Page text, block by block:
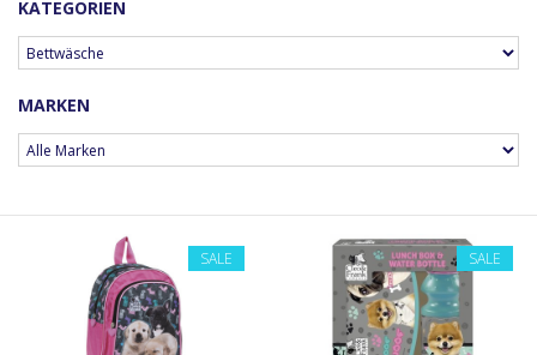
KATEGORIEN
MARKEN
SALE SALE